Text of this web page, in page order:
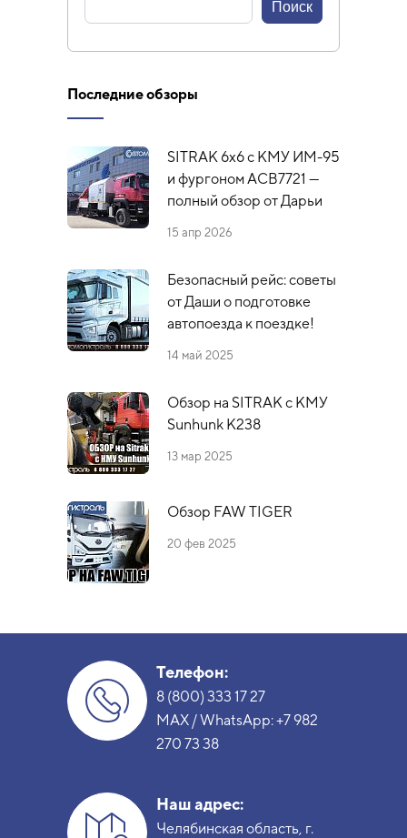
Последние обзоры
SITRAK 6x6 с КМУ ИМ-95
и фургоном АСВ7721 —
полный обзор от Дарьи
15 апр 2026
Безопасный рейс: советы
от Даши о подготовке
автопоезда к поездке!
14 май 2025
Обзор на SITRAK с КМУ
Sunhunk К238
13 мар 2025
Обзор FAW TIGER
20 фев 2025
Телефон:
8 (800) 333 17 27
MAX / WhatsApp:+7 982
270 73 38
Наш адрес:
Челябинская область, г.